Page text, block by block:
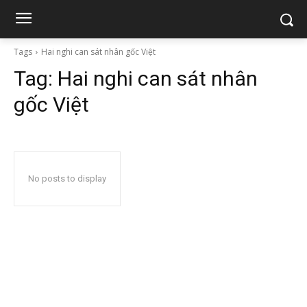
Tags Hai nghi can sát nhân gốc Việt
Tag: Hai nghi can sát nhân
gốc Việt
No posts to display